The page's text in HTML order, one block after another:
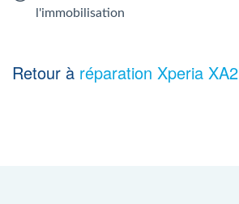
l'immobilisation
Retour à réparation Xperia XA2